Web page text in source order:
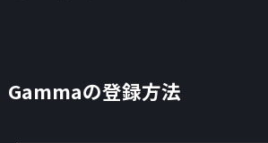
Gammaの登録方法